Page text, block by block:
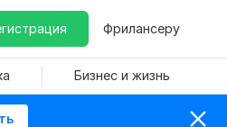
Фрилансеру
Бизнес и жизнь